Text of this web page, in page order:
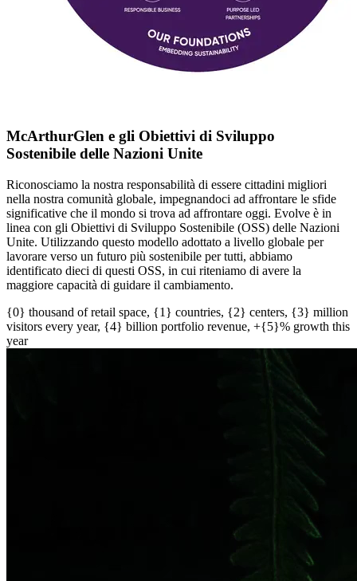
McArthurGlen e gli Obiettivi di Sviluppo
Sostenibile delle Nazioni Unite
Riconosciamo la nostra responsabilità di essere cittadini migliori
nella nostra comunità globale, impegnandoci ad affrontare le sfide
significative che il mondo si trova ad affrontare oggi. Evolve è in
linea con gli Obiettivi di Sviluppo Sostenibile (OSS) delle Nazioni
Unite. Utilizzando questo modello adottato a livello globale per
lavorare verso un futuro più sostenibile per tutti, abbiamo
identificato dieci di questi OSS, in cui riteniamo di avere la
maggiore capacità di guidare il cambiamento.
{0} thousand of retail space, {1} countries, {2} centers, {3} million
visitors every year, {4} billion portfolio revenue, +{5}% growth this
year